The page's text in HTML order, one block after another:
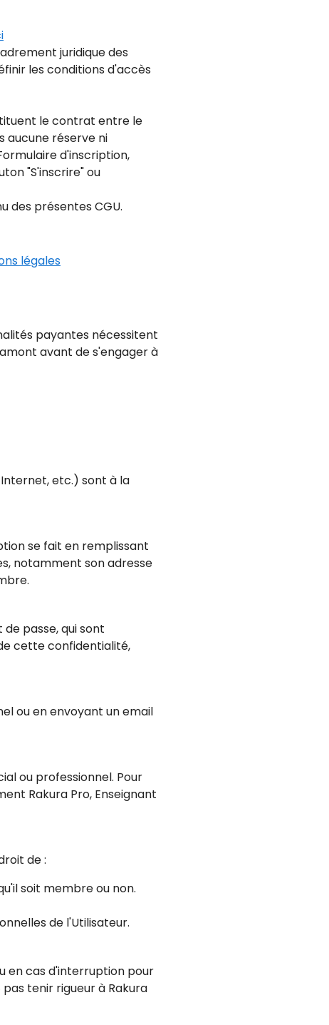
juridique des
les conditions d'accès
le contrat entre le
aucune réserve ni
d'inscription,
"S'inscrire" ou
des présentes CGU.
légales
payantes nécessitent
avant de s'engager à
etc.) sont à la
se fait en remplissant
notamment son adresse
passe, qui sont
cette confidentialité,
ou en envoyant un email
ou professionnel. Pour
Rakura Pro, Enseignant
de :
soit membre ou non.
de l'Utilisateur.
en cas d'interruption pour
tenir rigueur à Rakura